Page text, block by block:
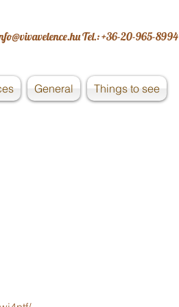
Tel.: +36-20-965-8994
General Things to see